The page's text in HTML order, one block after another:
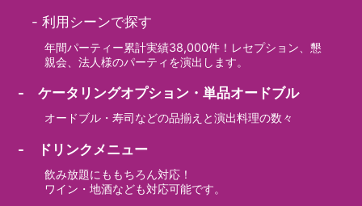
-利用シーンで探す
年間パーティー累計実績38,000件！レセプション、懇
親会、法人様のパーティを演出します。
- ケータリングオプション・単品オードブル
オードブル・寿司などの品揃えと演出料理の数々
- ドリンクメニュー
飲み放題にももちろん対応！
ワイン・地酒なども対応可能です。